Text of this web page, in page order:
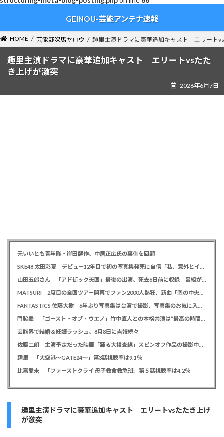
ン
ツ
ー
シ
GEINOU-芸能アンテナ速報
HOME 芸能野次馬ヤロウ 趣里主演ドラマに豪華追加キャスト エリート
趣里主演ドラマに豪華追加キャスト エリートvsたた
き上げが激突
2026年6月7日
元いいとも青年隊・岸田健作、中居正広氏の裏側を回顧
SKE48 太田彩夏 デビュー12年目で初の写真集発売に自信「私、意外とイイ！」、勝負カットはベッド上のヌーディーな姿
山田五郎さん 「アド街ック天国」最後の出演、死去6日前に収録 番組が感謝「天国の五郎さんへ」
MATSURI 2度目の全国ツアー開幕でファン2000人熱狂、新曲「恋の中央線」も初披露「この曲で売れたいよ！」
FANTASTICS 佐藤大樹 6年ぶり写真集は台湾で撮影、写真集のお気に入りカットは「両親に見られるの恥ずかしい」
門脇麦 「ゴースト・オブ・ウエノ」竹中直人との本格共演は“最高の時間”「台本よりたくさんしゃべってた」
芸能界で結婚＆妊娠ラッシュ、8月8日に吉報続々
佐藤二朗 主演予定だった映画「踊る大捜査線」スピンオフ作品の撮影中止が正式に決定か
趣里 「大空港～GATE24～」第3話視聴率は9.1％
比嘉愛未 「ファーストクライ 母子救命救急班」第５話視聴率は4.2％
趣里主演ドラマに豪華追加キャスト エリートvsたたき上げ
が激突